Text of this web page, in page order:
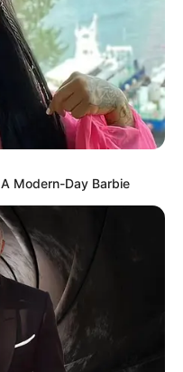
(FOTO: TABLOIDBINTANG)
VOTE
Selatan
Modern-Day Barbie